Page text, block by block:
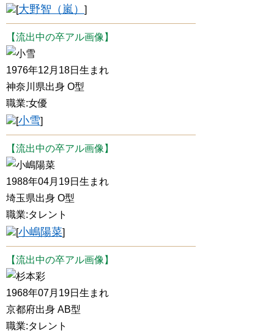
[大野智（嵐） ]
【流出中の卒アル画像】
小雪
1976年12月18日生まれ
神奈川県出身 O型
職業:女優
[小雪]
【流出中の卒アル画像】
小嶋陽菜
1988年04月19日生まれ
埼玉県出身 O型
職業:タレント
[小嶋陽菜]
【流出中の卒アル画像】
杉本彩
1968年07月19日生まれ
京都府出身 AB型
職業:タレント